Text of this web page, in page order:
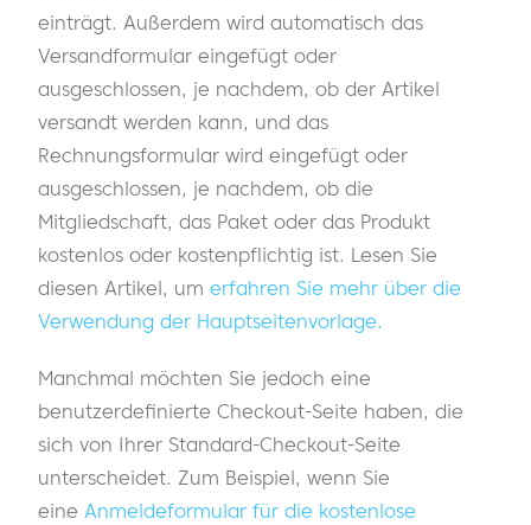
einträgt. Außerdem wird automatisch das
Versandformular eingefügt oder
ausgeschlossen, je nachdem, ob der Artikel
versandt werden kann, und das
Rechnungsformular wird eingefügt oder
ausgeschlossen, je nachdem, ob die
Mitgliedschaft, das Paket oder das Produkt
kostenlos oder kostenpflichtig ist. Lesen Sie
diesen Artikel, um erfahren Sie mehr über die
Verwendung der Hauptseitenvorlage.
Manchmal möchten Sie jedoch eine
benutzerdefinierte Checkout-Seite haben, die
sich von Ihrer Standard-Checkout-Seite
unterscheidet. Zum Beispiel, wenn Sie
eine Anmeldeformular für die kostenlose